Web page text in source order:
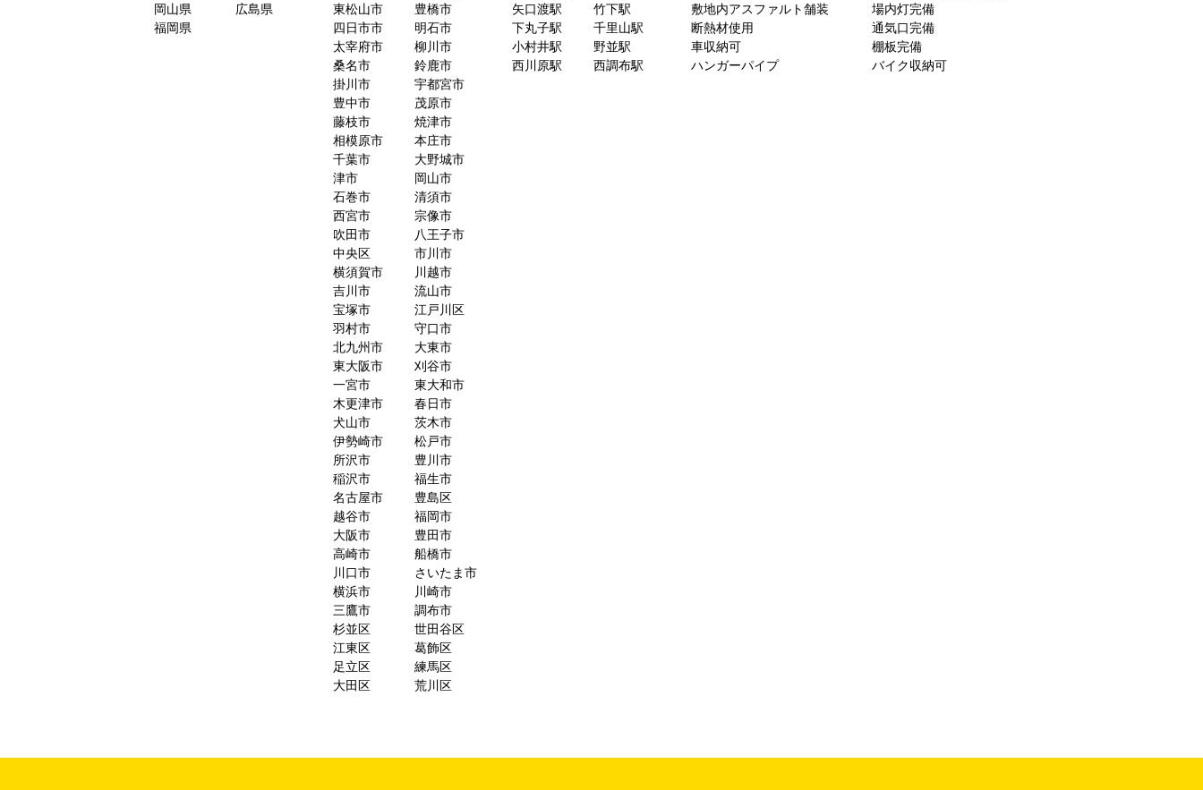
岡山県
広島県
福岡県
東松山市
豊橋市
四日市市
明石市
太宰府市
柳川市
桑名市
鈴鹿市
掛川市
宇都宮市
豊中市
茂原市
藤枝市
焼津市
相模原市
本庄市
千葉市
大野城市
津市
岡山市
石巻市
清須市
西宮市
宗像市
吹田市
八王子市
中央区
市川市
横須賀市
川越市
吉川市
流山市
宝塚市
江戸川区
羽村市
守口市
北九州市
大東市
東大阪市
刈谷市
一宮市
東大和市
木更津市
春日市
犬山市
茨木市
伊勢崎市
松戸市
所沢市
豊川市
稲沢市
福生市
名古屋市
豊島区
越谷市
福岡市
大阪市
豊田市
高崎市
船橋市
川口市
さいたま市
横浜市
川崎市
三鷹市
調布市
杉並区
世田谷区
江東区
葛飾区
足立区
練馬区
大田区
荒川区
矢口渡駅
竹下駅
下丸子駅
千里山駅
小村井駅
野並駅
西川原駅
西調布駅
敷地内アスファルト舗装
場内灯完備
断熱材使用
通気口完備
車収納可
棚板完備
ハンガーパイプ
バイク収納可